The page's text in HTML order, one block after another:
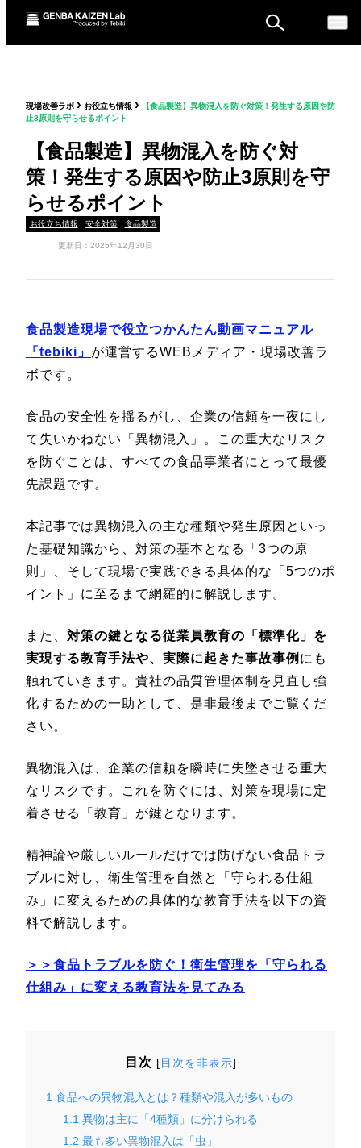
ム
現場改善ラボ › お役立ち情報 › 【食品製造】異物混入を防ぐ対策！発生する原因や防
止3原則を守らせるポイント
【食品製造】異物混入を防ぐ対
策！発生する原因や防止3原則を守
らせるポイント
お役立ち情報 安全対策 食品製造
更新日：2025年12月30日
食品製造現場で役立つかんたん動画マニュアル
「tebiki」 が運営するWEBメディア・現場改善ラ
ボです。
食品の安全性を揺るがし、企業の信頼を一夜にし
て失いかねない「異物混入」。この重大なリスク
を防ぐことは、すべての食品事業者にとって最優
先課題です。
本記事では異物混入の主な種類や発生原因といっ
た基礎知識から、対策の基本となる「3つの原
則」、そして現場で実践できる具体的な「5つのポ
イント」に至るまで網羅的に解説します。
また、 対策の鍵となる従業員教育の「標準化」を
実現する教育手法や、実際に起きた事故事例 にも
触れていきます。貴社の品質管理体制を見直し強
化するための一助として、是非最後までご覧くだ
さい。
異物混入は、企業の信頼を瞬時に失墜させる重大
なリスクです。これを防ぐには、対策を現場に定
着させる「教育」が鍵となります。
精神論や厳しいルールだけでは防げない食品トラ
ブルに対し、衛生管理を自然と「守られる仕組
み」に変えるための具体的な教育手法を以下の資
料で解説します。
＞＞食品トラブルを防ぐ！衛生管理を「守られる
仕組み」に変える教育法を見てみる
目次 [目次を非表示]
1 食品への異物混入とは？種類や混入が多いもの
1.1 異物は主に「4種類」に分けられる
1.2 最も多い異物混入は「虫」